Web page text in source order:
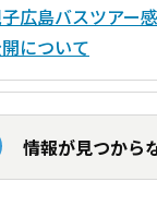
広島バスツアー
について
情報が見つから